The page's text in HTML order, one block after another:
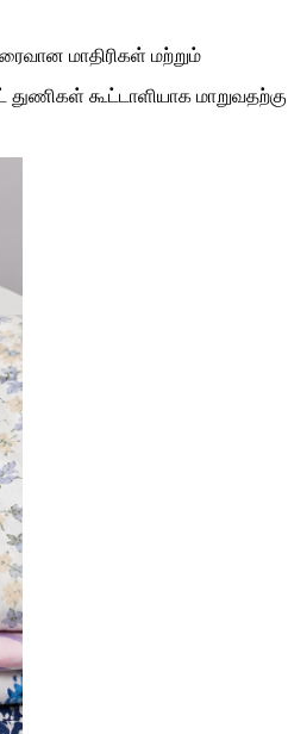
மாதிரிகள் மற்றும்
கூட்டாளியாக மாறுவதற்கு